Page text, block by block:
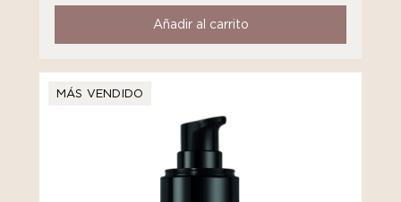
Añadir al carrito
MÁS VENDIDO